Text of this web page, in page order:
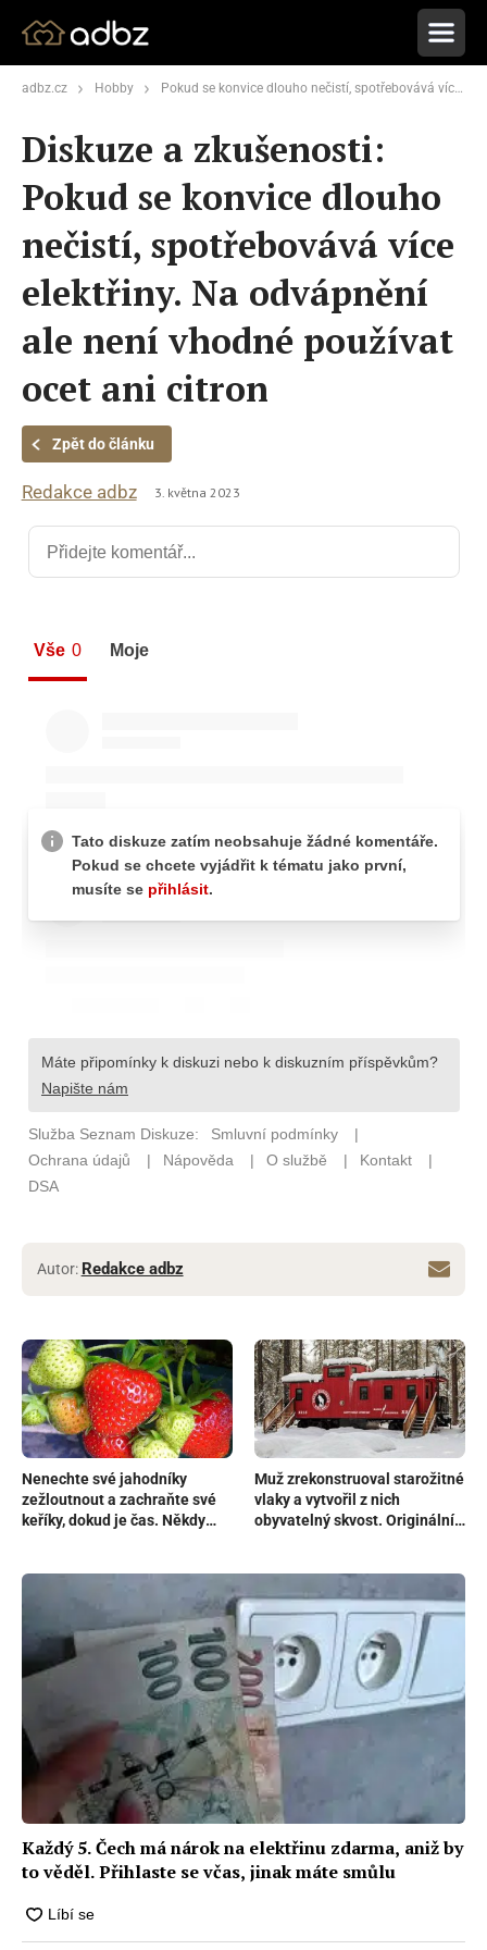
adbz.cz Hobby Pokud se konvice dlouho nečistí, spotřebovává více elektřiny. Na odvápnění ale není vhodné používat ocet ani citron
Diskuze a zkušenosti:
Pokud se konvice dlouho
nečistí, spotřebovává více
elektřiny. Na odvápnění
ale není vhodné používat
ocet ani citron
Zpět do článku
Redakce adbz 3. května 2023
Autor: Redakce adbz
Nenechte své jahodníky
zežloutnout a zachraňte své
keříky, dokud je čas. Někdy
Muž zrekonstruoval starožitné
vlaky a vytvořil z nich
obyvatelný skvost. Originální
Každý 5. Čech má nárok na elektřinu zdarma, aniž by
to věděl. Přihlaste se včas, jinak máte smůlu